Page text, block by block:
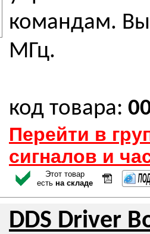
командам.
МГц.
код товара:
Перейти в
сигналов и
Этот товар
есть на складе
DDS Driver